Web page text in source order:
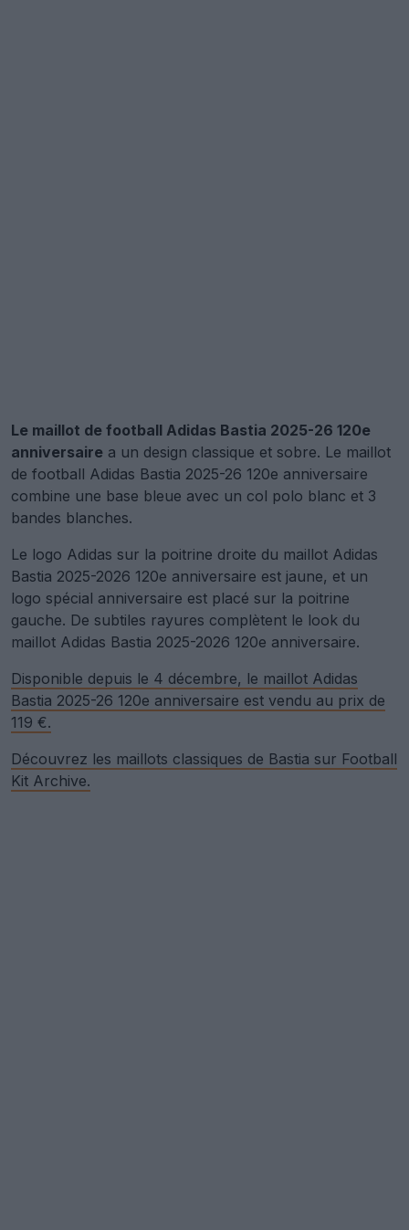
Le maillot de football Adidas Bastia 2025-26 120e
anniversaire a un design classique et sobre. Le maillot
de football Adidas Bastia 2025-26 120e anniversaire
combine une base bleue avec un col polo blanc et 3
bandes blanches.
Le logo Adidas sur la poitrine droite du maillot Adidas
Bastia 2025-2026 120e anniversaire est jaune, et un
logo spécial anniversaire est placé sur la poitrine
gauche. De subtiles rayures complètent le look du
maillot Adidas Bastia 2025-2026 120e anniversaire.
Disponible depuis le 4 décembre, le maillot Adidas
Bastia 2025-26 120e anniversaire est vendu au prix de
119 €.
Découvrez les maillots classiques de Bastia sur Football
Kit Archive.